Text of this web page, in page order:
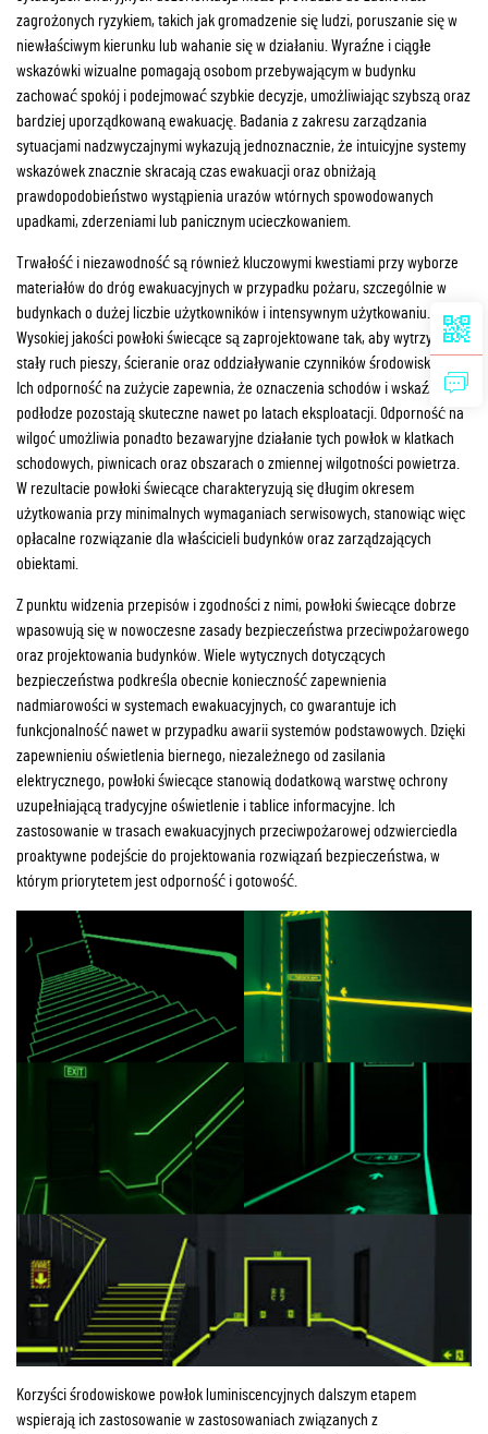
zagrożonych ryzykiem, takich jak gromadzenie się ludzi, poruszanie się w
niewłaściwym kierunku lub wahanie się w działaniu. Wyraźne i ciągłe
wskazówki wizualne pomagają osobom przebywającym w budynku
zachować spokój i podejmować szybkie decyzje, umożliwiając szybszą oraz
bardziej uporządkowaną ewakuację. Badania z zakresu zarządzania
sytuacjami nadzwyczajnymi wykazują jednoznacznie, że intuicyjne systemy
wskazówek znacznie skracają czas ewakuacji oraz obniżają
prawdopodobieństwo wystąpienia urazów wtórnych spowodowanych
upadkami, zderzeniami lub panicznym ucieczkowaniem.
Trwałość i niezawodność są również kluczowymi kwestiami przy wyborze
materiałów do dróg ewakuacyjnych w przypadku pożaru, szczególnie w
budynkach o dużej liczbie użytkowników i intensywnym użytkowaniu.
Wysokiej jakości powłoki świecące są zaprojektowane tak, aby wytrzymać
stały ruch pieszy, ścieranie oraz oddziaływanie czynników środowiskowych.
Ich odporność na zużycie zapewnia, że oznaczenia schodów i wskaźniki na
podłodze pozostają skuteczne nawet po latach eksploatacji. Odporność na
wilgoć umożliwia ponadto bezawaryjne działanie tych powłok w klatkach
schodowych, piwnicach oraz obszarach o zmiennej wilgotności powietrza.
W rezultacie powłoki świecące charakteryzują się długim okresem
użytkowania przy minimalnych wymaganiach serwisowych, stanowiąc więc
opłacalne rozwiązanie dla właścicieli budynków oraz zarządzających
obiektami.
Z punktu widzenia przepisów i zgodności z nimi, powłoki świecące dobrze
wpasowują się w nowoczesne zasady bezpieczeństwa przeciwpożarowego
oraz projektowania budynków. Wiele wytycznych dotyczących
bezpieczeństwa podkreśla obecnie konieczność zapewnienia
nadmiarowości w systemach ewakuacyjnych, co gwarantuje ich
funkcjonalność nawet w przypadku awarii systemów podstawowych. Dzięki
zapewnieniu oświetlenia biernego, niezależnego od zasilania
elektrycznego, powłoki świecące stanowią dodatkową warstwę ochrony
uzupełniającą tradycyjne oświetlenie i tablice informacyjne. Ich
zastosowanie w trasach ewakuacyjnych przeciwpożarowej odzwierciedla
proaktywne podejście do projektowania rozwiązań bezpieczeństwa, w
którym priorytetem jest odporność i gotowość.
Korzyści środowiskowe powłok luminiscencyjnych dalszym etapem
wspierają ich zastosowanie w zastosowaniach związanych z